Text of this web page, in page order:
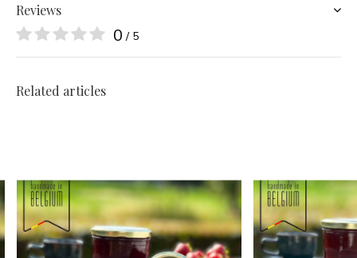
Reviews
0 / 5
Related articles